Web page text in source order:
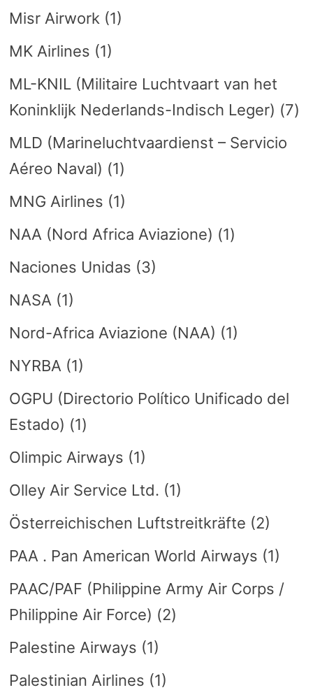
Misr Airwork (1)
MK Airlines (1)
ML-KNIL (Militaire Luchtvaart van het
Koninklijk Nederlands-Indisch Leger) (7)
MLD (Marineluchtvaardienst – Servicio
Aéreo Naval) (1)
MNG Airlines (1)
NAA (Nord Africa Aviazione) (1)
Naciones Unidas (3)
NASA (1)
Nord-Africa Aviazione (NAA) (1)
NYRBA (1)
OGPU (Directorio Político Unificado del
Estado) (1)
Olimpic Airways (1)
Olley Air Service Ltd. (1)
Österreichischen Luftstreitkräfte (2)
PAA . Pan American World Airways (1)
PAAC/PAF (Philippine Army Air Corps /
Philippine Air Force) (2)
Palestine Airways (1)
Palestinian Airlines (1)